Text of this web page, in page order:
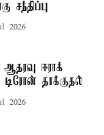
சந்திப்பு
2026
ஆதரவு ஈராக்
டிரோன் தாக்குதல்
2026